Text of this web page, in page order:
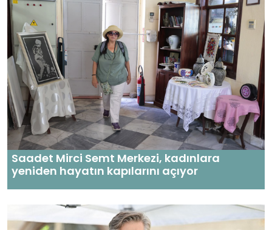
Saadet Mirci Semt Merkezi, kadınlara
yeniden hayatın kapılarını açıyor